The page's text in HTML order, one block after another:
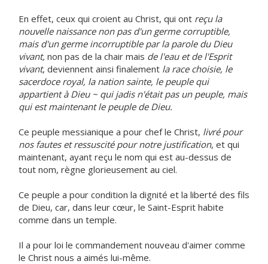
En effet, ceux qui croient au Christ, qui ont reçu la
nouvelle naissance non pas d'un germe corruptible,
mais d'un germe incorruptible par la parole du Dieu
vivant, non pas de la chair mais de l'eau et de l'Esprit
vivant, deviennent ainsi finalement la race choisie, le
sacerdoce royal, la nation sainte, le peuple qui
appartient à Dieu ~ qui jadis n'était pas un peuple, mais
qui est maintenant le peuple de Dieu.
Ce peuple messianique a pour chef le Christ, livré pour
nos fautes et ressuscité pour notre justification, et qui
maintenant, ayant reçu le nom qui est au-dessus de
tout nom, règne glorieusement au ciel.
Ce peuple a pour condition la dignité et la liberté des fils
de Dieu, car, dans leur cœur, le Saint-Esprit habite
comme dans un temple.
Il a pour loi le commandement nouveau d'aimer comme
le Christ nous a aimés lui-même.